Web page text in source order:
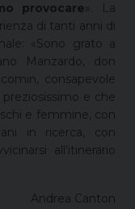
provocare ». La
di tanti anni di
«Sono grato a
Manzardo, don
consapevole
e che
e femmine, con
in ricerca, con
all’itinerario
Andrea Canton